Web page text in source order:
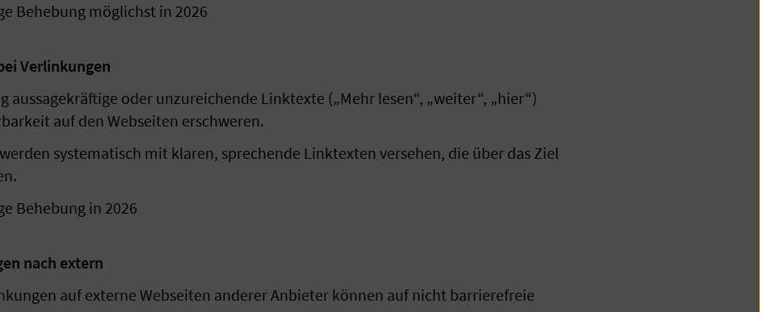
Behebung möglichst in 2026
Verlinkungen
aussagekräftige oder unzureichende Linktexte („Mehr lesen“, „weiter“, „hier“)
auf den Webseiten erschweren.
systematisch mit klaren, sprechende Linktexten versehen, die über das Ziel
Behebung in 2026
nach extern
auf externe Webseiten anderer Anbieter können auf nicht barrierefreie